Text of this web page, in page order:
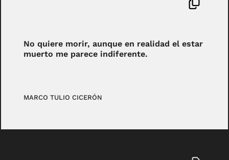
No quiere morir, aunque en realidad el estar
muerto me parece indiferente.
MARCO TULIO CICERÓN